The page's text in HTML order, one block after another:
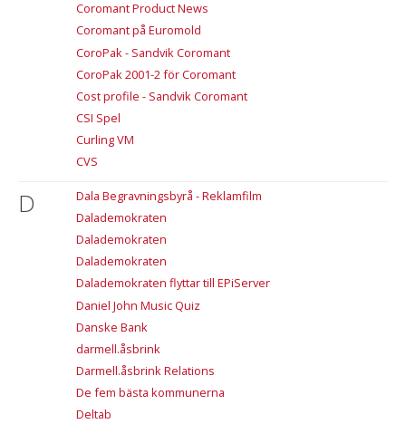
Coromant Product News
Coromant på Euromold
CoroPak - Sandvik Coromant
CoroPak 2001-2 för Coromant
Cost profile - Sandvik Coromant
CSI Spel
Curling VM
CVS
D
Dala Begravningsbyrå - Reklamfilm
Dalademokraten
Dalademokraten
Dalademokraten
Dalademokraten flyttar till EPiServer
Daniel John Music Quiz
Danske Bank
darmell.åsbrink
Darmell.åsbrink Relations
De fem bästa kommunerna
Deltab